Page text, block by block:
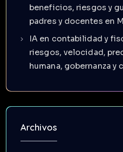
beneficios, riesgos y
padres y docentes en
IA en contabilidad y
riesgos, velocidad,
humana, gobernanza
Archivos